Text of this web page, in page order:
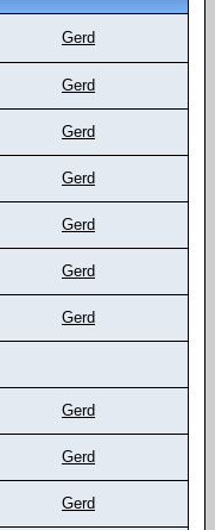
Gerd
Gerd
Gerd
Gerd
Gerd
Gerd
Gerd
Gerd
Gerd
Gerd